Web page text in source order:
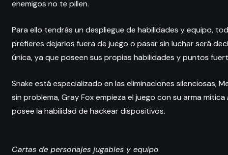
enemigos no te pillen.
Para ello tendrás un despliegue de habilidades y equipo,
prefieres dejarlos fuera de juego o pasar sin luchar será
única, ya que poseen sus propias habilidades y puntos
Snake está especializado en las eliminaciones silenciosas,
sin problema, Gray Fox empieza el juego con su arma mítica
posee la habilidad de hackear dispositivos.
Cartas de personajes jugables y equipo